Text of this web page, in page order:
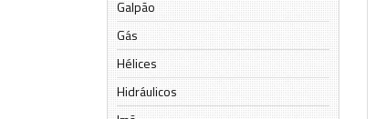
Galpão
Gás
Hélices
Hidráulicos